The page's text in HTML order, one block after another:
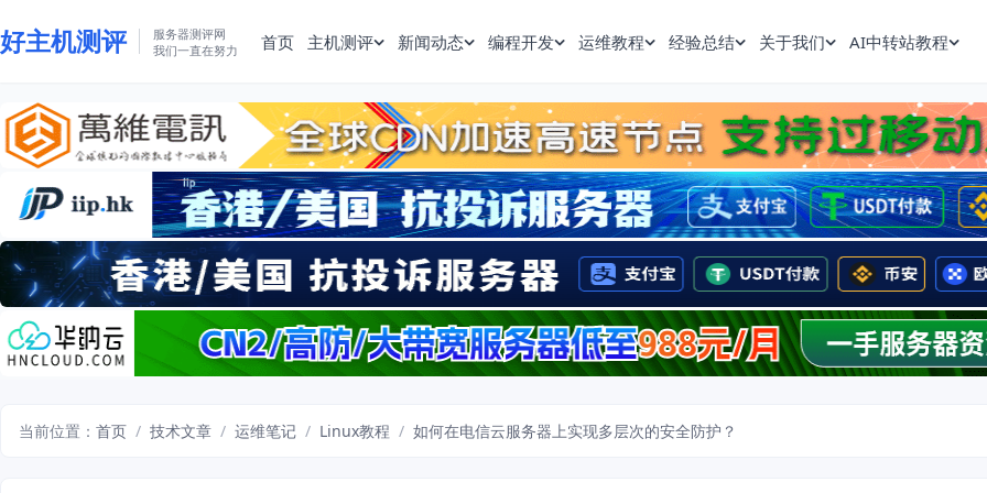
好主机测评
服务器测评网
我们一直在努力
首页 主机测评 新闻动态 编程开发 运维教程 经验总结 关于我们 AI中转站教程
当前位置： 首页 / 技术文章 / 运维笔记 / Linux教程 / 如何在电信云服务器上实现多层次的安全防护？